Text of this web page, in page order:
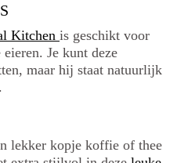
Kitchen is geschikt voor
Je kunt deze
maar hij staat natuurlijk
lekker kopje koffie of thee